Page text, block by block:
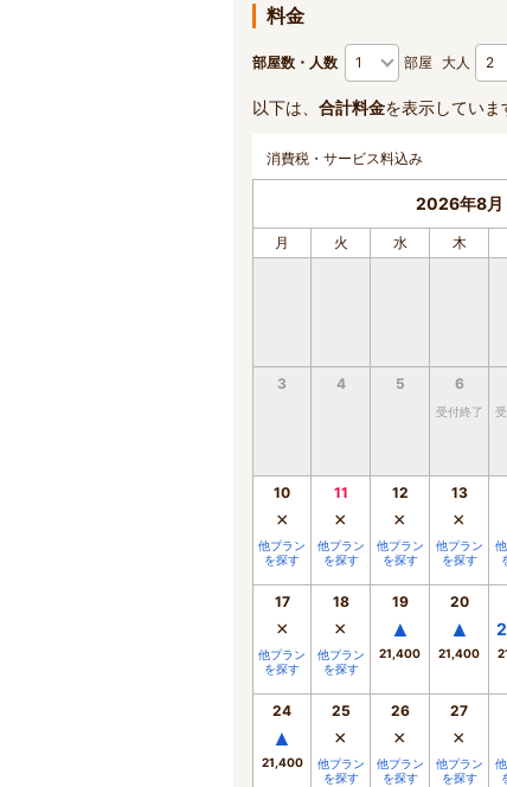
料金
部屋数・人数 部屋 大人
以下は、 合計料金を表示していま
消費税・サービス料込み
2026年8月
月 火 水 木
3 4 5 6
受付終了
10
×
他プラン
を探す
11
×
他プラン
を探す
12
×
他プラン
を探す
13
×
他プラン
を探す
17
×
他プラン
を探す
18
×
他プラン
を探す
19
▲
21,400
20
▲
21,400
2
24
▲
21,400
25
×
他プラン
を探す
26
×
他プラン
を探す
27
×
他プラン
を探す